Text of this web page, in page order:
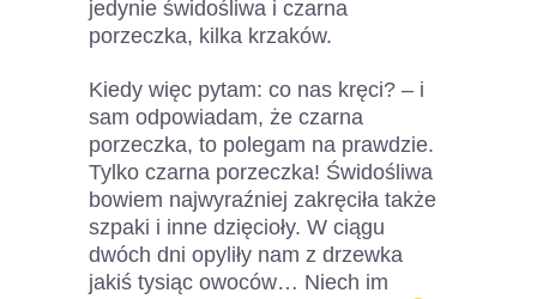
jedynie świdośliwa i czarna
porzeczka, kilka krzaków.
Kiedy więc pytam: co nas kręci? – i
sam odpowiadam, że czarna
porzeczka, to polegam na prawdzie.
Tylko czarna porzeczka! Świdośliwa
bowiem najwyraźniej zakręciła także
szpaki i inne dzięcioły. W ciągu
dwóch dni opyliły nam z drzewka
jakiś tysiąc owoców… Niech im